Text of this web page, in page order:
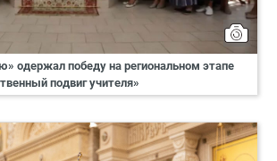
одержал победу на региональном этапе
подвиг учителя»